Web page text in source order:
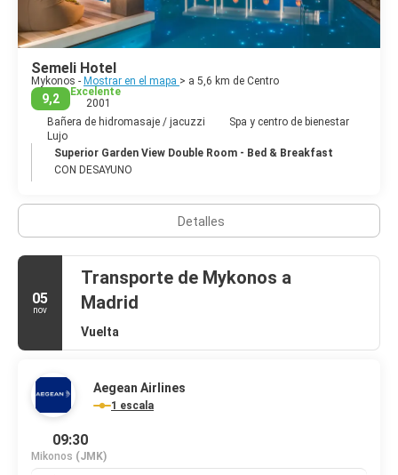
griega tradicional, que tiene un hermoso santuario. La isla es
seca y árida, pero hay algunas playas de arena fina, los dos más
conocidas son Paradise and Super Paradise, pero hay muchas
encantador puerto, se puede coger un barco a las playas o salir
a Delos, y a viajar desde el presente hacia el pasado remoto, de
un conjunto de mitos a otro.
Semeli Hotel
Mykonos - Mostrar en el mapa > a 5,6 km de Centro
9,2
Excelente
2001
Bañera de hidromasaje / jacuzzi
Spa y centro de bienestar
Lujo
Superior Garden View Double Room - Bed & Breakfast
CON DESAYUNO
Detalles
05
nov
Transporte de Mykonos a
Madrid
Vuelta
Aegean Airlines
1 escala
09:30
Mikonos (JMK)